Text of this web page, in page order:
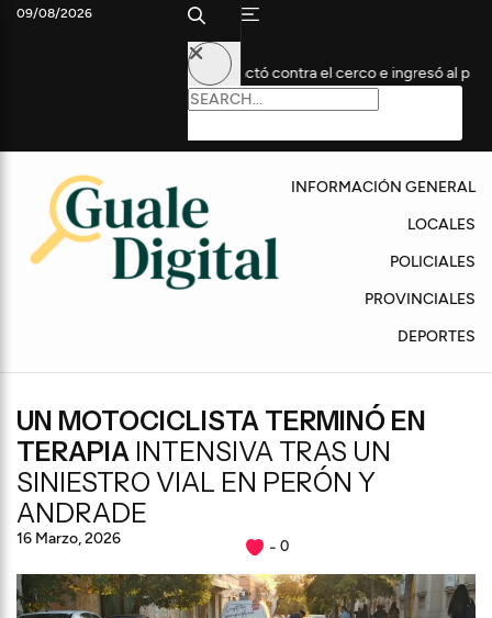
un auto impactó contra el cerco e ingresó al predio
09/08/2026
INFORMACIÓN GENERAL
LOCALES
POLICIALES
PROVINCIALES
DEPORTES
UN MOTOCICLISTA TERMINÓ EN
TERAPIA INTENSIVA TRAS UN
SINIESTRO VIAL EN PERÓN Y
ANDRADE
16 Marzo, 2026 0